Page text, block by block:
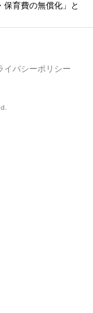
保育費の無償化」と
イバシーポリシー